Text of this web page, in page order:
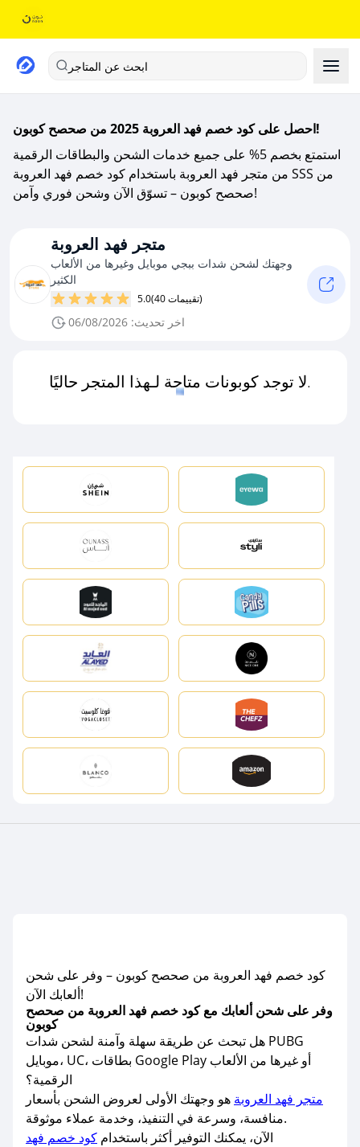
ابحث عن المتاجر
احصل على كود خصم فهد العروبة 2025 من صحصح كوبون!
استمتع بخصم 5% على جميع خدمات الشحن والبطاقات الرقمية
من متجر فهد العروبة باستخدام كود خصم فهد العروبة SSS من
صحصح كوبون – تسوّق الآن وشحن فوري وآمن!
متجر فهد العروبة
وجهتك لشحن شدات ببجي موبايل وغيرها من الألعاب
الكثير
5.0 (40 تقييمات)
اخر تحديث: 06/08/2026
لا توجد كوبونات متاحة لـهذا المتجر حاليًا.
كود خصم فهد العروبة من صحصح كوبون – وفر على شحن
ألعابك الآن!
وفر على شحن ألعابك مع كود خصم فهد العروبة من صحصح
كوبون
هل تبحث عن طريقة سهلة وآمنة لشحن شدات PUBG
موبايل، UC، بطاقات Google Play أو غيرها من الألعاب
الرقمية؟
متجر فهد العروبة هو وجهتك الأولى لعروض الشحن بأسعار
منافسة، وسرعة في التنفيذ، وخدمة عملاء موثوقة.
الآن، يمكنك التوفير أكثر باستخدام كود خصم فهد